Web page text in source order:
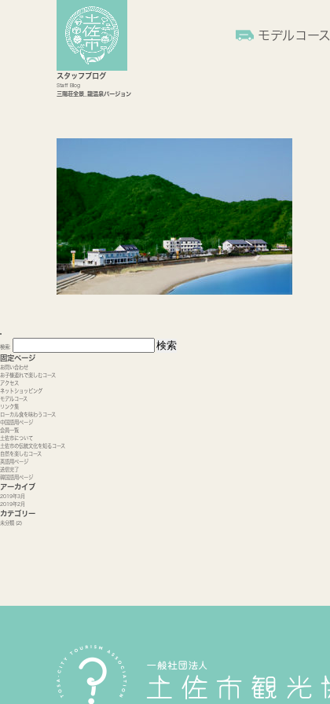
モデルコース
スタッフブログ
Staff Blog
三陽荘全景_龍温泉バージョン
検索:
固定ページ
お問い合わせ
お子様連れで楽しむコース
アクセス
ネットショッピング
モデルコース
リンク集
ローカル食を味わうコース
中国語用ページ
会員一覧
土佐市について
土佐市の伝統文化を知るコース
自然を楽しむコース
英語用ページ
送信完了
韓国語用ページ
アーカイブ
2019年3月
2019年2月
カテゴリー
未分類 (2)